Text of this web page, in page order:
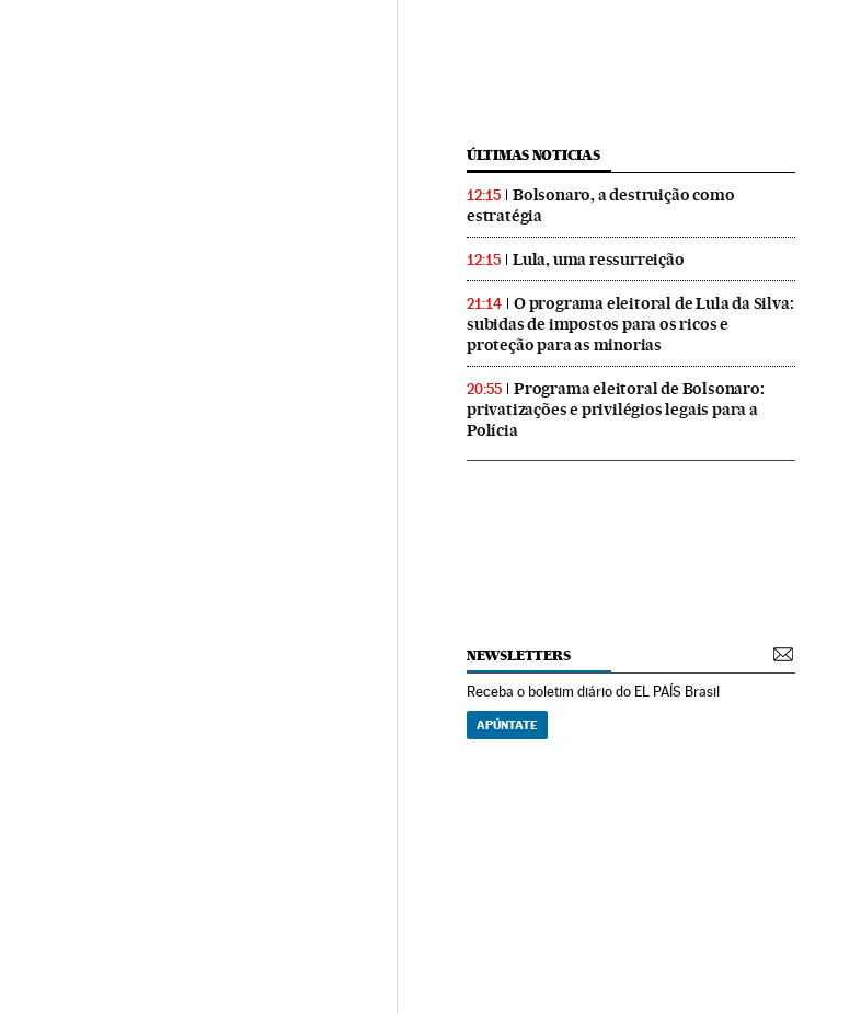
ÚLTIMAS NOTICIAS
12:15
Bolsonaro, a destruição como
estratégia
12:15 Lula, uma ressurreição
21:14
O programa eleitoral de Lula da Silva:
subidas de impostos para os ricos e
proteção para as minorias
20:55
Programa eleitoral de Bolsonaro:
privatizações e privilégios legais para a
Polícia
NEWSLETTERS
Receba o boletim diário do EL PAÍS Brasil
APÚNTATE